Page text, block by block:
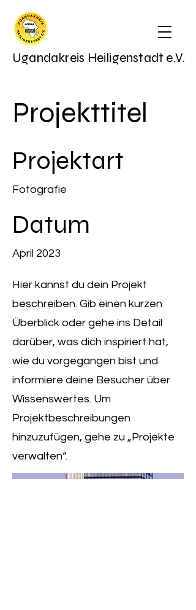
Ugandakreis Heiligenstadt e.V.
Projekttitel
Projektart
Fotografie
Datum
April 2023
Hier kannst du dein Projekt
beschreiben. Gib einen kurzen
Überblick oder gehe ins Detail
darüber, was dich inspiriert hat,
wie du vorgegangen bist und
informiere deine Besucher über
Wissenswertes. Um
Projektbeschreibungen
hinzuzufügen, gehe zu „Projekte
verwalten“.